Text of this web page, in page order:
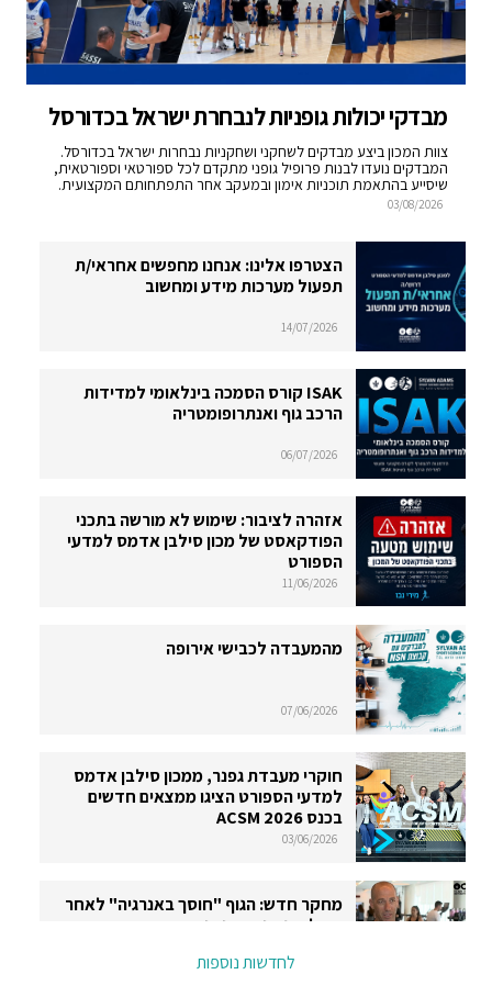
מבדקי יכולות גופניות לנבחרת ישראל בכדורסל
צוות המכון ביצע מבדקים לשחקני ושחקניות נבחרות ישראל בכדורסל.
המבדקים נועדו לבנות פרופיל גופני מתקדם לכל ספורטאי וספורטאית,
שיסייע בהתאמת תוכניות אימון ובמעקב אחר התפתחותם המקצועית.
03/08/2026
הצטרפו אלינו: אנחנו מחפשים אחראי/ת
תפעול מערכות מידע ומחשוב
14/07/2026
ISAK קורס הסמכה בינלאומי למדידות
הרכב גוף ואנתרופומטריה
06/07/2026
אזהרה לציבור: שימוש לא מורשה בתכני
הפודקאסט של מכון סילבן אדמס למדעי
הספורט
11/06/2026
מהמעבדה לכבישי אירופה
07/06/2026
חוקרי מעבדת גפנר, ממכון סילבן אדמס
למדעי הספורט הציגו ממצאים חדשים
בכנס ACSM 2026
03/06/2026
מחקר חדש: הגוף "חוסך באנרגיה" לאחר
פעילות גופנית אינטנסיבית
26/05/2026לחדשות נוספות